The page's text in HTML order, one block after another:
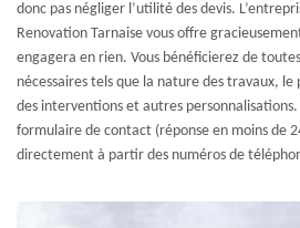
donc pas négliger l’utilité des devis.
Renovation Tarnaise vous offre
engagera en rien. Vous bénéficierez de
nécessaires tels que la nature des travaux,
des interventions et autres
formulaire de contact (réponse en moins de
directement à partir des numéros de